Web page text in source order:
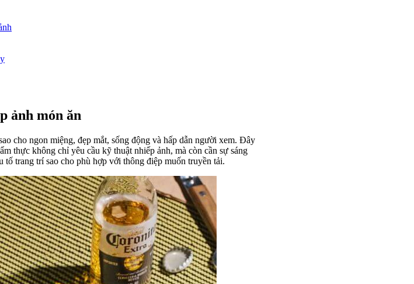
ảnh món ăn
cho ngon miệng, đẹp mắt, sống động và hấp dẫn người xem. Đây
thực không chỉ yêu cầu kỹ thuật nhiếp ảnh, mà còn cần sự sáng
tố trang trí sao cho phù hợp với thông điệp muốn truyền tải.